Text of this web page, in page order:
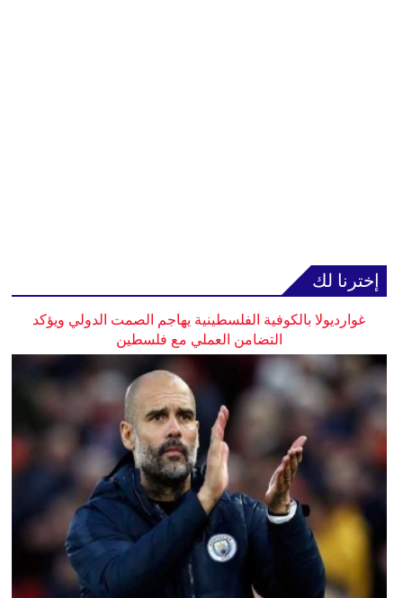
إخترنا لك
غوارديولا بالكوفية الفلسطينية يهاجم الصمت الدولي ويؤكد
التضامن العملي مع فلسطين